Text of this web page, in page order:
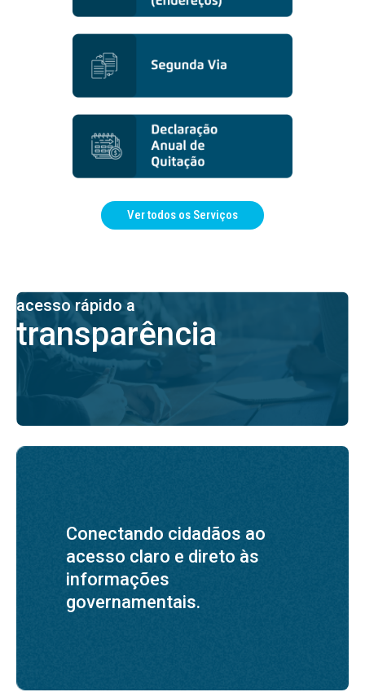
Ver todos os Serviços
acesso rápido a
transparência
Conectando cidadãos ao
acesso claro e direto às
informações
governamentais.